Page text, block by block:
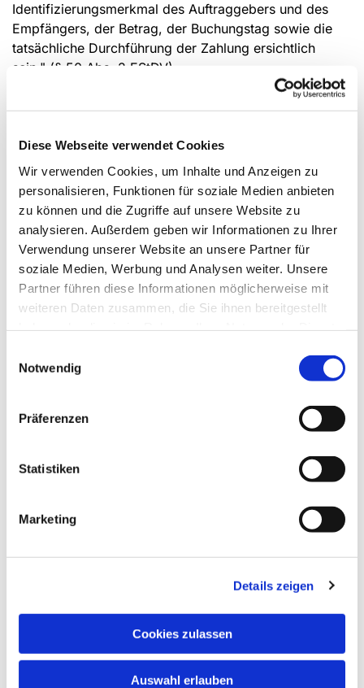
Diese Webseite verwendet Cookies
Wir verwenden Cookies, um Inhalte und Anzeigen zu
personalisieren, Funktionen für soziale Medien anbieten
zu können und die Zugriffe auf unsere Website zu
analysieren. Außerdem geben wir Informationen zu Ihrer
Verwendung unserer Website an unsere Partner für
soziale Medien, Werbung und Analysen weiter. Unsere
Partner führen diese Informationen möglicherweise mit
weiteren Daten zusammen, die Sie ihnen bereitgestellt
Notwendig
Präferenzen
Statistiken
Marketing
Details zeigen
Cookies zulassen
Auswahl erlauben
Identifizierungsmerkmal des Auftraggebers und des
Empfängers, der Betrag, der Buchungstag sowie die
tatsächliche Durchführung der Zahlung ersichtlich
sein." (§ 50 Abs. 2 EStDV)